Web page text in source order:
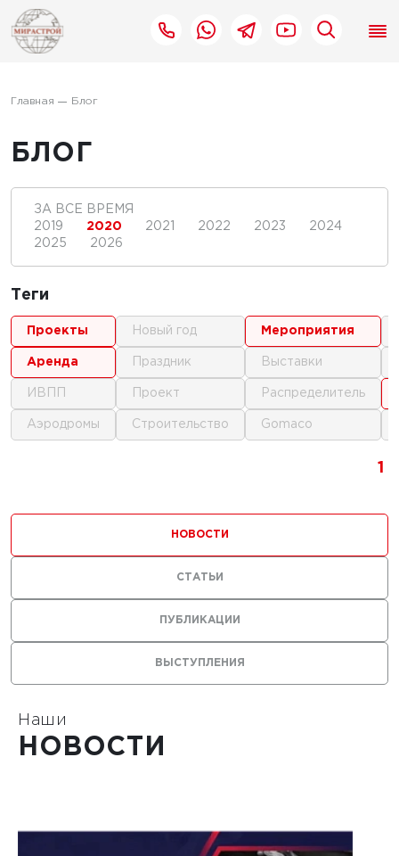
Главная Блог
БЛОГ
1
ВЫСТУПЛЕНИЯ
ПУБЛИКАЦИИ
НОВОСТИ
СТАТЬИ
ЗА ВСЕ ВРЕМЯ
2019
2020 2021 2022 2023
2024
2025
2026
Теги
проекты
аренда
ИВПП
аэродромы
новый год
праздник
проект
строительство
мероприятия
выставки
распределитель
gomaco
Наши
НОВОСТИ